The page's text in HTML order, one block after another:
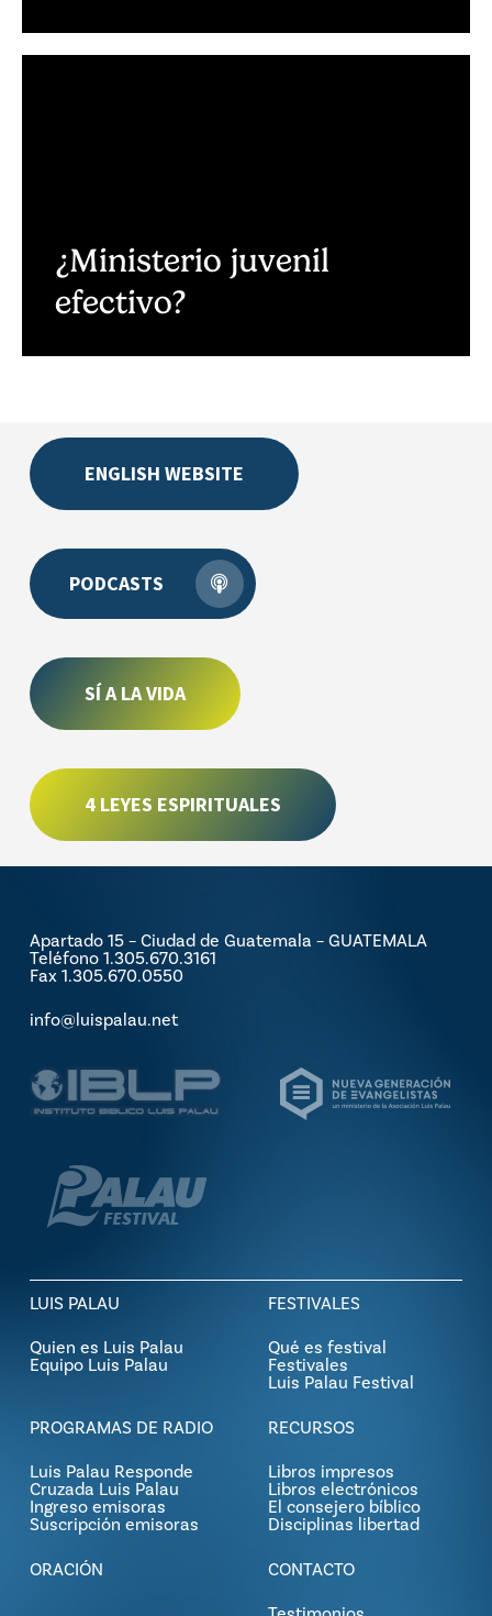
¿Ministerio juvenil
efectivo?
ENGLISH WEBSITE
PODCASTS
SÍ A LA VIDA
4 LEYES ESPIRITUALES
Apartado 15 – Ciudad de Guatemala – GUATEMALA
Teléfono 1.305.670.3161
Fax 1.305.670.0550
info@luispalau.net
LUIS PALAU
Quien es Luis Palau
Equipo Luis Palau
FESTIVALES
Qué es festival
Festivales
Luis Palau Festival
PROGRAMAS DE RADIO
Luis Palau Responde
Cruzada Luis Palau
Ingreso emisoras
Suscripción emisoras
RECURSOS
Libros impresos
Libros electrónicos
El consejero bíblico
Disciplinas libertad
ORACIÓN CONTACTO